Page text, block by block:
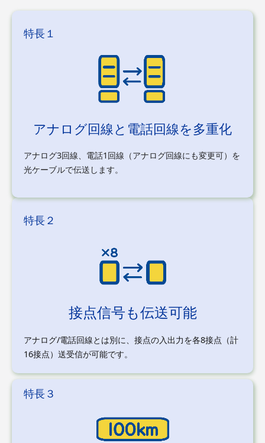
特長１
アナログ回線と電話回線を多重化
アナログ3回線、電話1回線（アナログ回線にも変更可）を
光ケーブルで伝送します。
特長２
接点信号も伝送可能
アナログ/電話回線とは別に、接点の入出力を各8接点（計
16接点）送受信が可能です。
特長３